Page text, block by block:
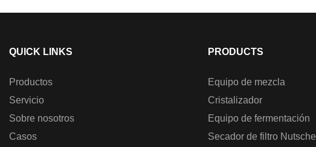
QUICK LINKS
Productos
Servicio
Sobre nosotros
Casos
PRODUCTS
Equipo de mezcla
Cristalizador
Equipo de fermentación
Secador de filtro Nutsche